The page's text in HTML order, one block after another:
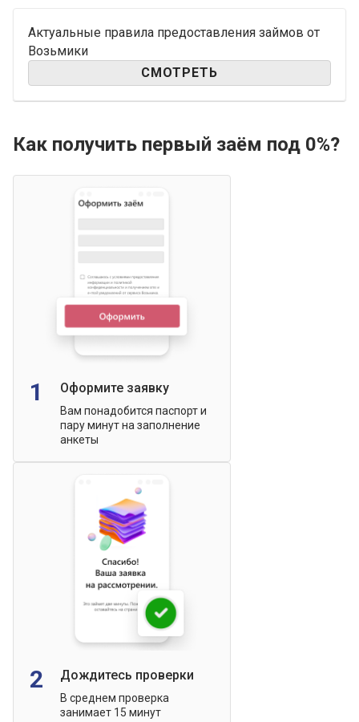
Актуальные правила предоставления займов от
Возьмики
СМОТРЕТЬ
Как получить первый заём под 0%?
1 Оформите заявку
Вам понадобится паспорт и
пару минут на заполнение
анкеты
2 Дождитесь проверки
В среднем проверка
занимает 15 минут